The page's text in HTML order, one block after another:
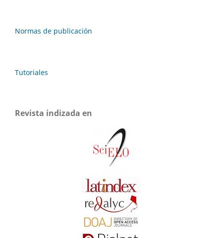
Normas de publicación
Tutoriales
Revista indizada en